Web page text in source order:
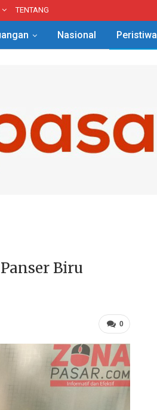
TENTANG
Nasional Peristiwa
Biru
0